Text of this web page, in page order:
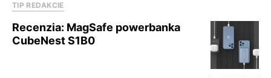
TIP REDAKCIE
Recenzia: MagSafe powerbanka
CubeNest S1B0